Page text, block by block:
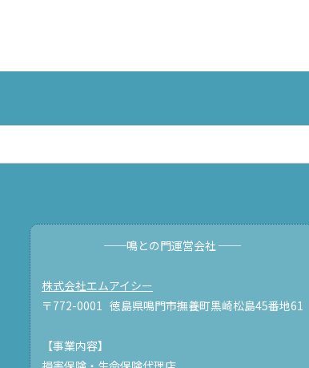
──鳴との門運営会社 ──
株式会社エムアイシー
〒772-0001 徳島県鳴門市撫養町黒崎松島45番地61
【事業内容】